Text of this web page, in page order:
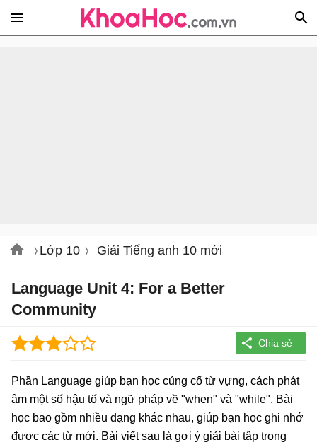
Lớp 10 Giải Tiếng anh 10 mới
Language Unit 4: For a Better
Community
Phần Language giúp bạn học củng cố từ vựng, cách phát
âm một số hậu tố và ngữ pháp về "when" và "while". Bài
học bao gồm nhiều dạng khác nhau, giúp bạn học ghi nhớ
được các từ mới. Bài viết sau là gợi ý giải bài tập trong